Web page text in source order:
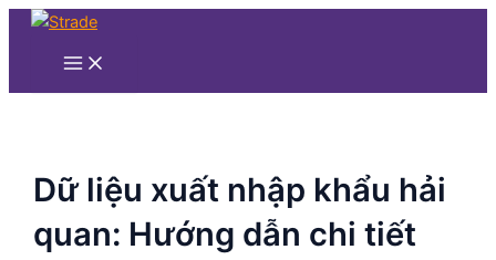
Nhảy
dung
Main
Menu
Dữ liệu xuất nhập khẩu hải
quan: Hướng dẫn chi tiết
Điều
viết